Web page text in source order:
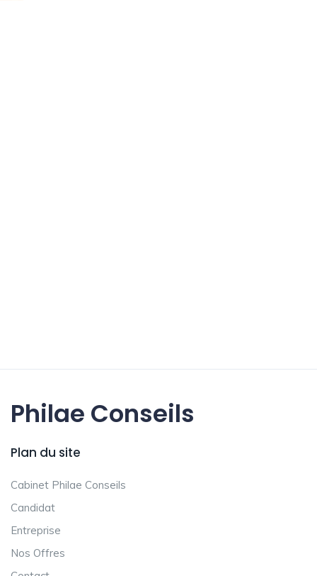
Philae Conseils
Plan du site
Cabinet Philae Conseils
Candidat
Entreprise
Nos Offres